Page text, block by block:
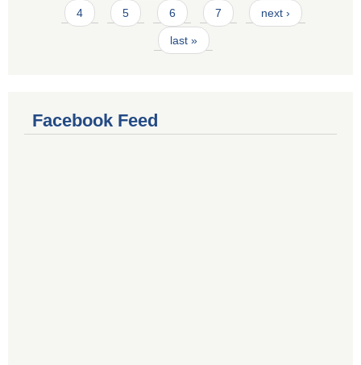
4 5 6 7 next ›
last »
Facebook Feed